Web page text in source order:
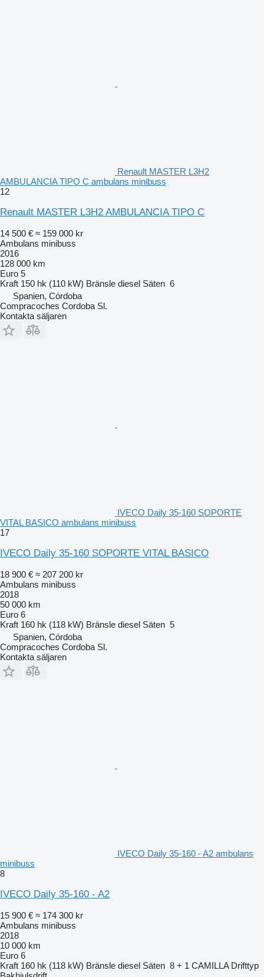
Renault MASTER L3H2
AMBULANCIA TIPO C ambulans minibuss
12
Renault MASTER L3H2 AMBULANCIA TIPO C
14 500 € ≈ 159 000 kr
Ambulans minibuss
2016
128 000 km
Euro 5
Kraft 150 hk (110 kW) Bränsle diesel Säten 6
Spanien, Córdoba
Compracoches Cordoba Sl.
Kontakta säljaren
IVECO Daily 35-160 SOPORTE
VITAL BASICO ambulans minibuss
17
IVECO Daily 35-160 SOPORTE VITAL BASICO
18 900 € ≈ 207 200 kr
Ambulans minibuss
2018
50 000 km
Euro 6
Kraft 160 hk (118 kW) Bränsle diesel Säten 5
Spanien, Córdoba
Compracoches Cordoba Sl.
Kontakta säljaren
IVECO Daily 35-160 - A2 ambulans
minibuss
8
IVECO Daily 35-160 - A2
15 900 € ≈ 174 300 kr
Ambulans minibuss
2018
10 000 km
Euro 6
Kraft 160 hk (118 kW) Bränsle diesel Säten 8 + 1 CAMILLA Drifttyp